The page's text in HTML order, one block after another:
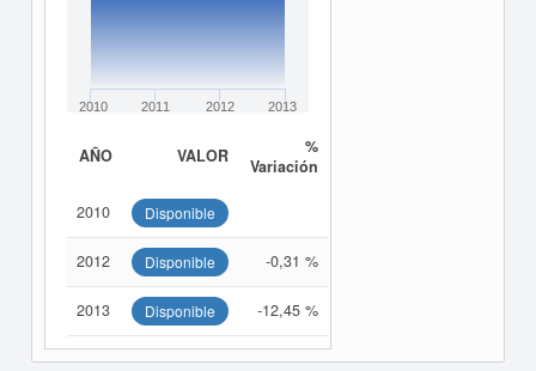
2010 2011 2012 2013
AÑO VALOR
%
Variación
2010 Disponible
2012 Disponible -0,31 %
2013 Disponible -12,45 %